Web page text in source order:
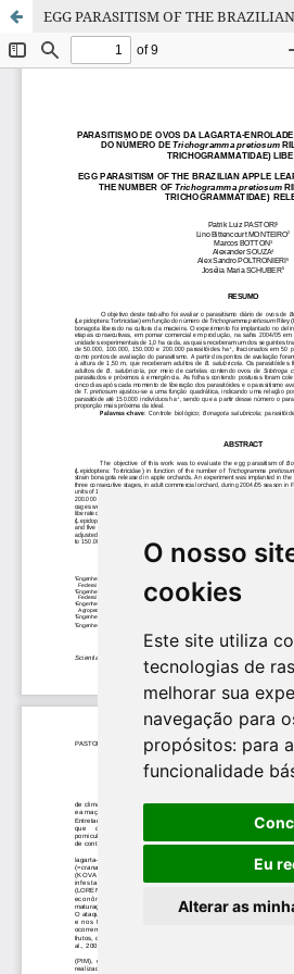
O nosso
cookies
Este site utiliza
tecnologias de
melhorar sua
navegação para
propósitos: para
funcionalidade
Eu
Alterar as